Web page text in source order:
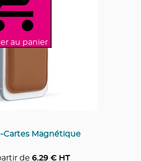
au panier
Cartes Magnétique
de 6.29 € HT